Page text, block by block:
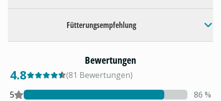
Fütterungsempfehlung
Bewertungen
4.8 (81 Bewertungen)
5
86 %